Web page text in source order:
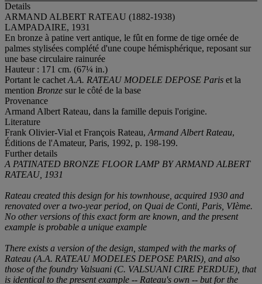
Details
ARMAND ALBERT RATEAU (1882-1938)
LAMPADAIRE, 1931
En bronze à patine vert antique, le fût en forme de tige ornée de
palmes stylisées complété d'une coupe hémisphérique, reposant sur
une base circulaire rainurée
Hauteur : 171 cm. (67¼ in.)
Portant le cachet A.A. RATEAU MODELE DEPOSE Paris et la
mention Bronze sur le côté de la base
Provenance
Armand Albert Rateau, dans la famille depuis l'origine.
Literature
Frank Olivier-Vial et François Rateau, Armand Albert Rateau,
Éditions de l'Amateur, Paris, 1992, p. 198-199.
Further details
A PATINATED BRONZE FLOOR LAMP BY ARMAND ALBERT
RATEAU, 1931
Rateau created this design for his townhouse, acquired 1930 and
renovated over a two-year period, on Quai de Conti, Paris, VIème.
No other versions of this exact form are known, and the present
example is probable a unique example
There exists a version of the design, stamped with the marks of
Rateau (A.A. RATEAU MODELES DEPOSE PARIS), and also
those of the foundry Valsuani (C. VALSUANI CIRE PERDUE), that
is identical to the present example -- Rateau's own -- but for the